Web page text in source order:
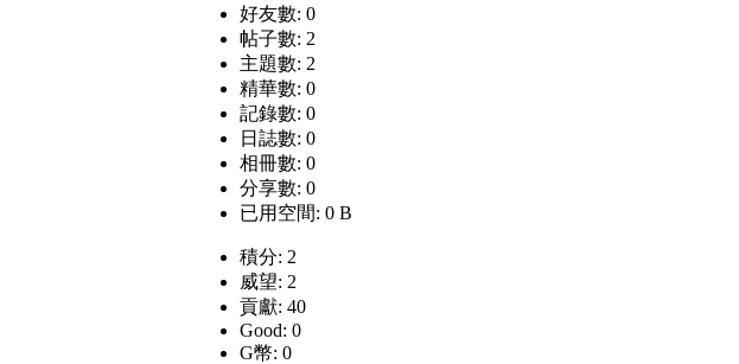
好友數: 0
帖子數: 2
主題數: 2
精華數: 0
記錄數: 0
日誌數: 0
相冊數: 0
分享數: 0
已用空間: 0 B
積分: 2
威望: 2
貢獻: 40
Good: 0
G幣: 0